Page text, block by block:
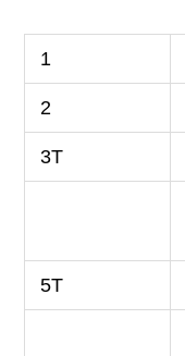
1
2
3T
5T